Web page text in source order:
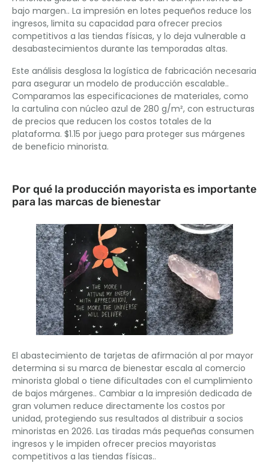
bajo margen.. La impresión en lotes pequeños reduce los
ingresos, limita su capacidad para ofrecer precios
competitivos a las tiendas físicas, y lo deja vulnerable a
desabastecimientos durante las temporadas altas.
Este análisis desglosa la logística de fabricación necesaria
para asegurar un modelo de producción escalable..
Comparamos las especificaciones de materiales, como
la cartulina con núcleo azul de 280 g/m², con estructuras
de precios que reducen los costos totales de la
plataforma. $1.15 por juego para proteger sus márgenes
de beneficio minorista.
Por qué la producción mayorista es importante
para las marcas de bienestar
El abastecimiento de tarjetas de afirmación al por mayor
determina si su marca de bienestar escala al comercio
minorista global o tiene dificultades con el cumplimiento
de bajos márgenes.. Cambiar a la impresión dedicada de
gran volumen reduce directamente los costos por
unidad, protegiendo sus resultados al distribuir a socios
minoristas en 2026. Las tiradas más pequeñas consumen
ingresos y le impiden ofrecer precios mayoristas
competitivos a las tiendas físicas..